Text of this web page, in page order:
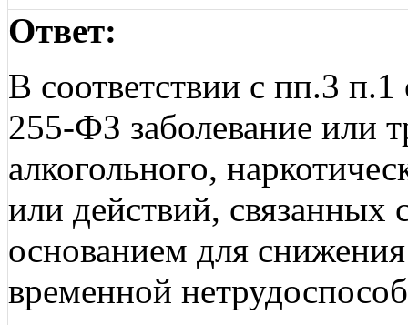
Ответ:
В соответствии с пп.3
255-ФЗ заболевание или
алкогольного,
или действий, связанных
основанием для
временной